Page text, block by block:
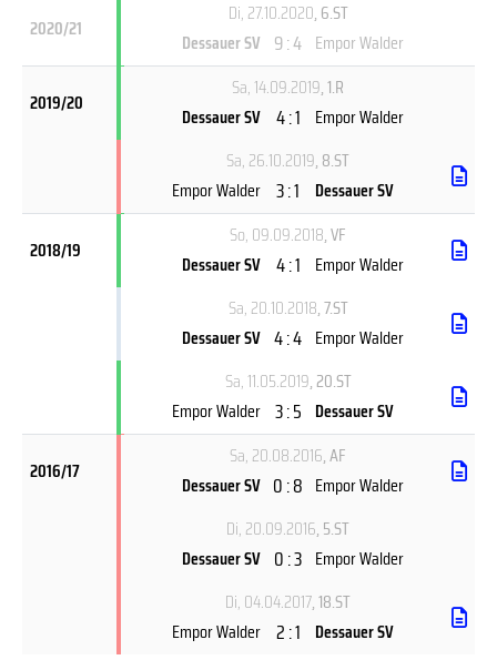
2020/21
Di, 27.10.2020, 6.ST
Dessauer SV 9 : 4 Empor Walder
2019/20
Sa, 14.09.2019, 1.R
Dessauer SV 4 : 1 Empor Walder
Sa, 26.10.2019, 8.ST
Empor Walder 3 : 1 Dessauer SV
2018/19
So, 09.09.2018, VF
Dessauer SV 4 : 1 Empor Walder
Sa, 20.10.2018, 7.ST
Dessauer SV 4 : 4 Empor Walder
Sa, 11.05.2019, 20.ST
Empor Walder 3 : 5 Dessauer SV
2016/17
Sa, 20.08.2016, AF
Dessauer SV 0 : 8 Empor Walder
Di, 20.09.2016, 5.ST
Dessauer SV 0 : 3 Empor Walder
Di, 04.04.2017, 18.ST
Empor Walder 2 : 1 Dessauer SV